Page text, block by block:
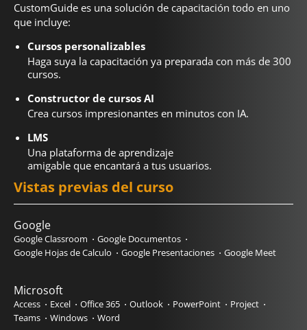
CustomGuide es una solución de capacitación todo en uno
que incluye:
Cursos personalizables
Haga suya la capacitación ya preparada con más de 300
cursos.
Constructor de cursos AI
Crea cursos impresionantes en minutos con IA.
LMS
Una plataforma de aprendizaje
amigable que encantará a tus usuarios.
Vistas previas del curso
Google
Google Classroom
Google Documentos
Google Hojas de Calculo
Google Presentaciones Google Meet
Microsoft
Access Excel Office 365 Outlook PowerPoint
Project
Teams
Windows Word